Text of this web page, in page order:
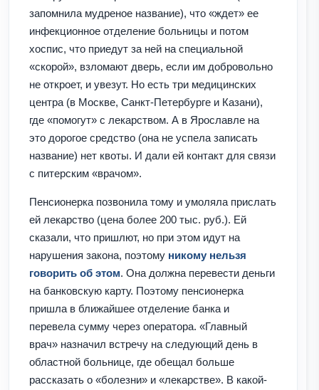
запомнила мудреное название), что «ждет» ее
инфекционное отделение больницы и потом
хоспис, что приедут за ней на специальной
«скорой», взломают дверь, если им добровольно
не откроет, и увезут. Но есть три медицинских
центра (в Москве, Санкт-Петербурге и Казани),
где «помогут» с лекарством. А в Ярославле на
это дорогое средство (она не успела записать
название) нет квоты. И дали ей контакт для связи
с питерским «врачом».
Пенсионерка позвонила тому и умоляла прислать
ей лекарство (цена более 200 тыс. руб.). Ей
сказали, что пришлют, но при этом идут на
нарушения закона, поэтому никому нельзя
говорить об этом. Она должна перевести деньги
на банковскую карту. Поэтому пенсионерка
пришла в ближайшее отделение банка и
перевела сумму через оператора. «Главный
врач» назначил встречу на следующий день в
областной больнице, где обещал больше
рассказать о «болезни» и «лекарстве». В какой-